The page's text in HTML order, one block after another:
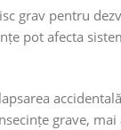
grav pentru
pot afecta
grave,